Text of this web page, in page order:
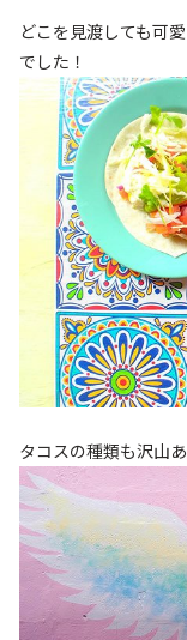
どこを見渡しても可
でした！
タコスの種類も沢山